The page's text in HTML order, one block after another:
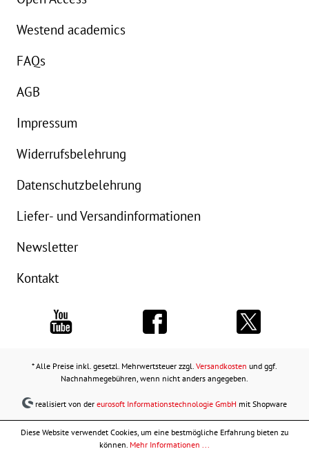
Westend academics
FAQs
AGB
Impressum
Widerrufsbelehrung
Datenschutzbelehrung
Liefer- und Versandinformationen
Newsletter
Kontakt
* Alle Preise inkl. gesetzl. Mehrwertsteuer zzgl. Versandkosten und ggf.
Nachnahmegebühren, wenn nicht anders angegeben.
realisiert von dereurosoft Informationstechnologie GmbH mit Shopware
Diese Website verwendet Cookies, um eine bestmögliche Erfahrung bieten zu
können. Mehr Informationen ...